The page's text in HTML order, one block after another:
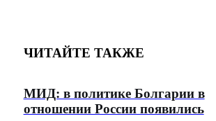
ЧИТАЙТЕ ТАКЖЕ
МИД: в политике Болгарии в
отношении России появились